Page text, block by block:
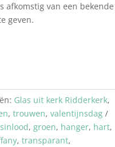
afkomstig van een bekende
geven.
Glas uit kerk Ridderkerk,
, trouwen, valentijnsdag
, groen, hanger, hart,
, transparant,